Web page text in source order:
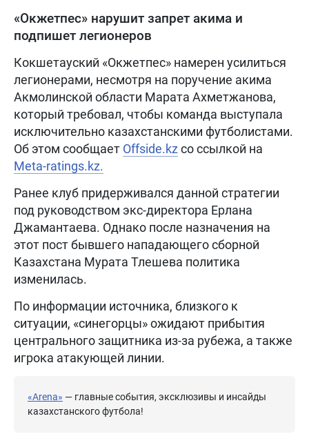
«Окжетпес» нарушит запрет акима и
подпишет легионеров
Кокшетауский «Окжетпес» намерен усилиться
легионерами, несмотря на поручение акима
Акмолинской области Марата Ахметжанова,
который требовал, чтобы команда выступала
исключительно казахстанскими футболистами.
Об этом сообщает Offside.kz со ссылкой на
Meta-ratings.kz.
Ранее клуб придерживался данной стратегии
под руководством экс-директора Ерлана
Джамантаева. Однако после назначения на
этот пост бывшего нападающего сборной
Казахстана Мурата Тлешева политика
изменилась.
По информации источника, близкого к
ситуации, «синегорцы» ожидают прибытия
центрального защитника из-за рубежа, а также
игрока атакующей линии.
«Arena» — главные события, эксклюзивы и инсайды
казахстанского футбола!